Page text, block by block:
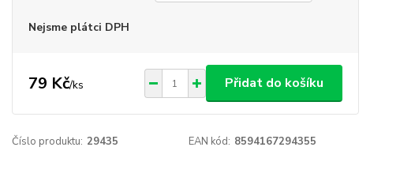
Nejsme plátci DPH
79 Kč/ks Přidat do košíku
Číslo produktu: 29435 EAN kód: 8594167294355